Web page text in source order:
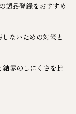
製品登録をおすすめ
ないための対策と
露のしにくさを比